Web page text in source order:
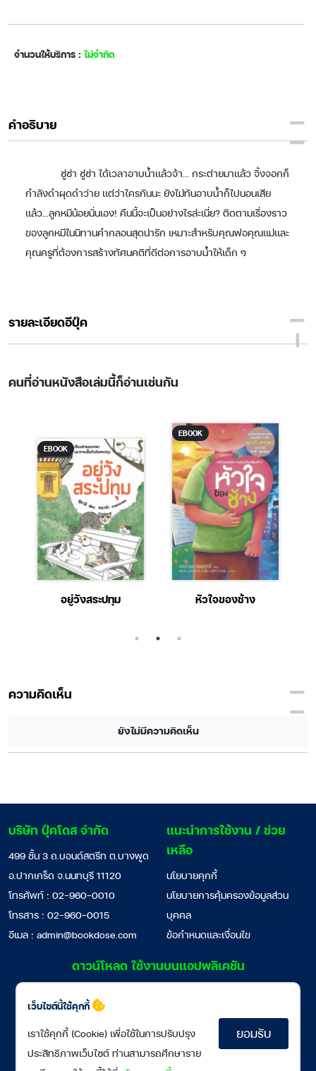
จำนวนให้บริการ : ไม่จำกัด
คำอธิบาย
ซู่ซ่า ซู่ซ่า ได้เวลาอาบน้ำแล้วจ้า... กระต่ายมาแล้ว จิ้งจอกก็
กำลังดำผุดดำว่าย แต่ว่าใครกันนะ ยังไม่ทันอาบน้ำก็ไปนอนเสีย
แล้ว...ลูกหมีน้อยนั่นเอง! คืนนี้จะเป็นอย่างไรล่ะเนี่ย? ติดตามเรื่องราว
ของลูกหมีในนิทานคำกลอนสุดน่ารัก เหมาะสำหรับคุณพ่อคุณแม่และ
คุณครูที่ต้องการสร้างทัศนคติที่ดีต่อการอาบน้ำให้เด็ก ๆ
รายละเอียดอีบุ๊ค
คนที่อ่านหนังสือเล่มนี้ก็อ่านเช่นกัน
EBOOK
อยู่วังสระปทุม
EBOOK
หัวใจของช้าง
ความคิดเห็น
ยังไม่มีความคิดเห็น
เว็บไซต์นี้ใช้คุกกี้
เราใช้คุกกี้ (Cookie) เพื่อใช้ในการปรับปรุง
ประสิทธิภาพเว็บไซต์ ท่านสามารถศึกษาราย
ยอมรับ
บริษัท บุ๊คโดส จำกัด
499 ชั้น 3 ถ.บอนด์สตรีท ต.บางพูด
อ.ปากเกร็ด จ.นนทบุรี 11120
โทรศัพท์ : 02-960-0010
โทรสาร : 02-960-0015
อีเมล : admin@bookdose.com
แนะนำการใช้งาน / ช่วย
เหลือ
นโยบายคุกกี้
นโยบายการคุ้มครองข้อมูลส่วน
บุคคล
ข้อกำหนดและเงื่อนไข
ดาวน์โหลด ใช้งานบนแอปพลิเคชัน